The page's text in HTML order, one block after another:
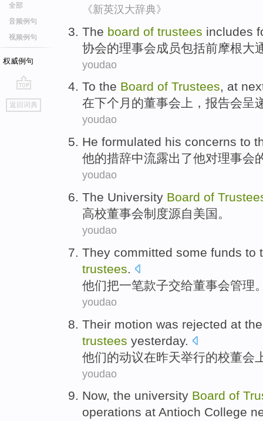
全部
音频例句
视频例句
权威例句
go
top
返回词典
《新英汉大辞典》
The board of trustees includes
协会的理事会成员包括前摩根大
youdao
To the Board of Trustees, at
在下个 月 的董事会 上，报告会呈
youdao
He formulated his concerns to
他的措辞中流露出了他对理事会
youdao
The University Board of
高校董事会制度源自美国 。
youdao
They committed some funds to
trustees.
他们把一笔款子交给董事会管理
youdao
Their motion was rejected at
trustees yesterday.
他们的动议在昨天举行的校董会
youdao
Now, the university Board of
operations at Antioch College